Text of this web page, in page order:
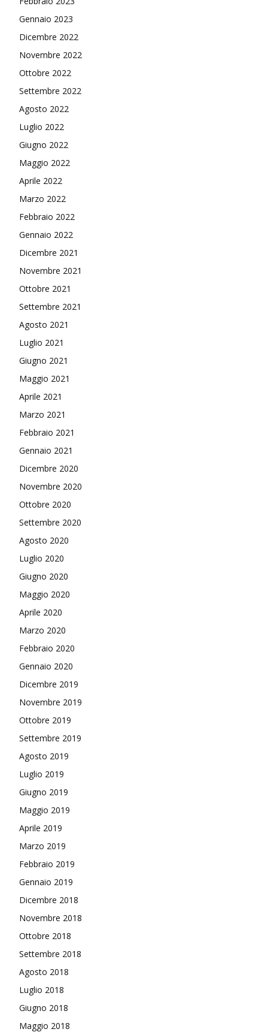
Gennaio 2023
Dicembre 2022
Novembre 2022
Ottobre 2022
Settembre 2022
Agosto 2022
Luglio 2022
Giugno 2022
Maggio 2022
Aprile 2022
Marzo 2022
Febbraio 2022
Gennaio 2022
Dicembre 2021
Novembre 2021
Ottobre 2021
Settembre 2021
Agosto 2021
Luglio 2021
Giugno 2021
Maggio 2021
Aprile 2021
Marzo 2021
Febbraio 2021
Gennaio 2021
Dicembre 2020
Novembre 2020
Ottobre 2020
Settembre 2020
Agosto 2020
Luglio 2020
Giugno 2020
Maggio 2020
Aprile 2020
Marzo 2020
Febbraio 2020
Gennaio 2020
Dicembre 2019
Novembre 2019
Ottobre 2019
Settembre 2019
Agosto 2019
Luglio 2019
Giugno 2019
Maggio 2019
Aprile 2019
Marzo 2019
Febbraio 2019
Gennaio 2019
Dicembre 2018
Novembre 2018
Ottobre 2018
Settembre 2018
Agosto 2018
Luglio 2018
Giugno 2018
Maggio 2018